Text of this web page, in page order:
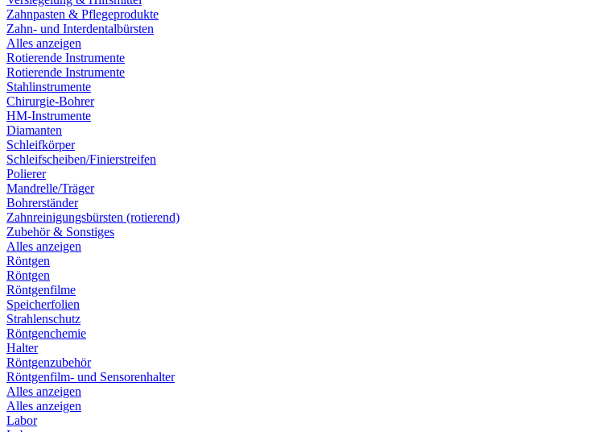
Zahnpasten & Pflegeprodukte
Zahn- und Interdentalbürsten
Alles anzeigen
Rotierende Instrumente
Rotierende Instrumente
Stahlinstrumente
Chirurgie-Bohrer
HM-Instrumente
Diamanten
Schleifkörper
Schleifscheiben/Finierstreifen
Polierer
Mandrelle/Träger
Bohrerständer
Zahnreinigungsbürsten (rotierend)
Zubehör & Sonstiges
Alles anzeigen
Röntgen
Röntgen
Röntgenfilme
Speicherfolien
Strahlenschutz
Röntgenchemie
Halter
Röntgenzubehör
Röntgenfilm- und Sensorenhalter
Alles anzeigen
Alles anzeigen
Labor